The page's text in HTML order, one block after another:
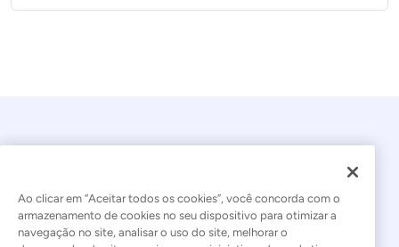
© 2026 Kaseya. Todos os direitos reservados.
Ao clicar em “Aceitar todos os cookies”, você concorda com o
armazenamento de cookies no seu dispositivo para otimizar a
navegação no site, analisar o uso do site, melhorar o